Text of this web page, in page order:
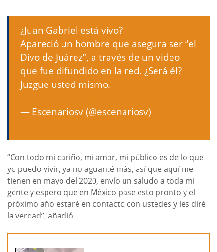
¿Juan Gabriel está vivo?
Apareció un hombre que asegura ser “el
Divo de Juárez”, a través de un video
que fue difundido en la red. ¿Será él?
Juzgue usted mismo.
— Escenariosv (@escenariosv)
“Con todo mi cariño, mi amor, mi público es de lo que
yo puedo vivir, ya no aguanté más, así que aquí me
tienen en mayo del 2020, envío un saludo a toda mi
gente y espero que en México pase esto pronto y el
próximo año estaré en contacto con ustedes y les diré
la verdad”, añadió.